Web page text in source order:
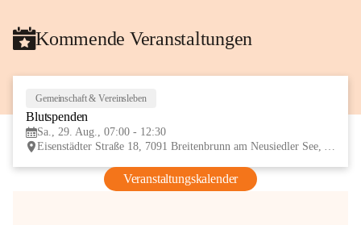
Kommende Veranstaltungen
Gemeinschaft & Vereinsleben
Blutspenden
Sa., 29. Aug., 07:00 - 12:30
Eisenstädter Straße 18, 7091 Breitenbrunn am Neusiedler See, AUT
Veranstaltungskalender